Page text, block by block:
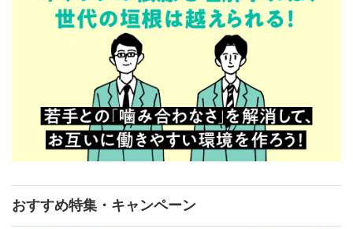
おすすめ特集・キャンペーン